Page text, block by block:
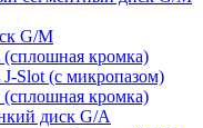
G/M
кромка)
Slot (с микропазом)
кромка)
диск G/A